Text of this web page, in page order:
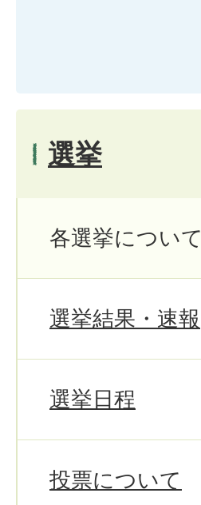
選挙
各選挙について
選挙結果・速報
選挙日程
投票について